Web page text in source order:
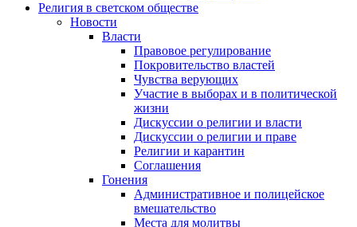
Религия в светском обществе
Новости
Власти
Правовое регулирование
Покровительство властей
Чувства верующих
Участие в выборах и в политической
жизни
Дискуссии о религии и власти
Дискуссии о религии и праве
Религии и карантин
Соглашения
Гонения
Административное и полицейское
вмешательство
Места для молитвы